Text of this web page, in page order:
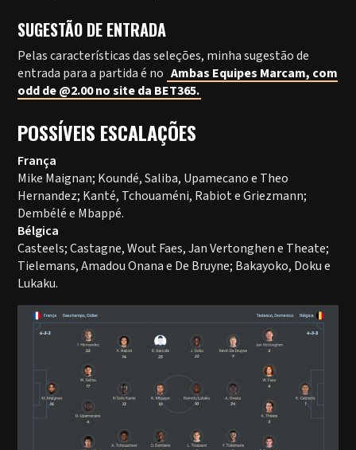
SUGESTÃO DE ENTRADA
Pelas características das seleções, minha sugestão de
entrada para a partida é no Ambas Equipes Marcam, com
odd de @2.00 no site da BET365.
POSSÍVEIS ESCALAÇÕES
França
Mike Maignan; Koundé, Saliba, Upamecano e Theo
Hernandez; Kanté, Tchouaméni, Rabiot e Griezmann;
Dembélé e Mbappé.
Bélgica
Casteels; Castagne, Wout Faes, Jan Vertonghen e Theate;
Tielemans, Amadou Onana e De Bruyne; Bakayoko, Doku e
Lukaku.